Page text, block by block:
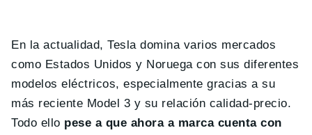
En la actualidad, Tesla domina varios mercados
como Estados Unidos y Noruega con sus diferentes
modelos eléctricos, especialmente gracias a su
más reciente Model 3 y su relación calidad-precio.
Todo ello pese a que ahora a marca cuenta con